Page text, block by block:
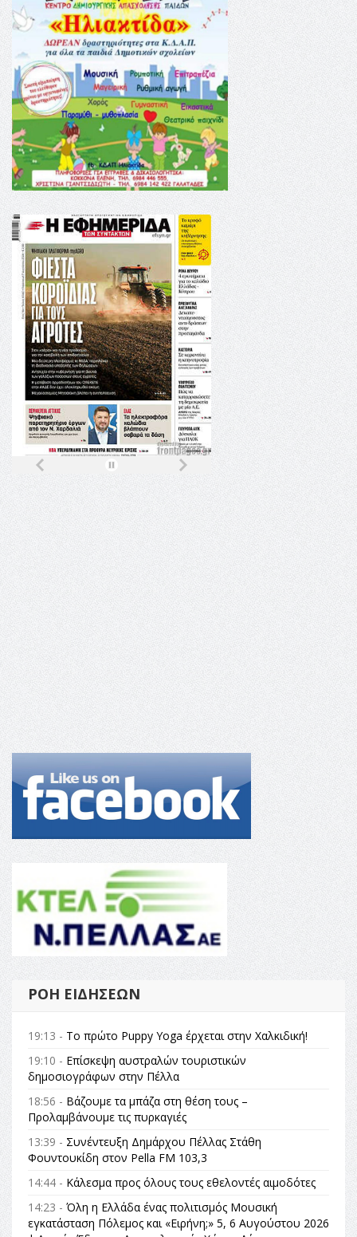
ΡΟΉ ΕΙΔΉΣΕΩΝ
19:13 - Το πρώτο Puppy Yoga έρχεται στην Χαλκιδική!
19:10 - Επίσκεψη αυστραλών τουριστικών
δημοσιογράφων στην Πέλλα
18:56 - Βάζουμε τα μπάζα στη θέση τους –
Προλαμβάνουμε τις πυρκαγιές
13:39 - Συνέντευξη Δημάρχου Πέλλας Στάθη
Φουντουκίδη στον Pella FM 103,3
14:44 - Κάλεσμα προς όλους τους εθελοντές αιμοδότες
14:23 - Όλη η Ελλάδα ένας πολιτισμός Μουσική
εγκατάσταση Πόλεμος και «Ειρήνη;» 5, 6 Αυγούστου 2026